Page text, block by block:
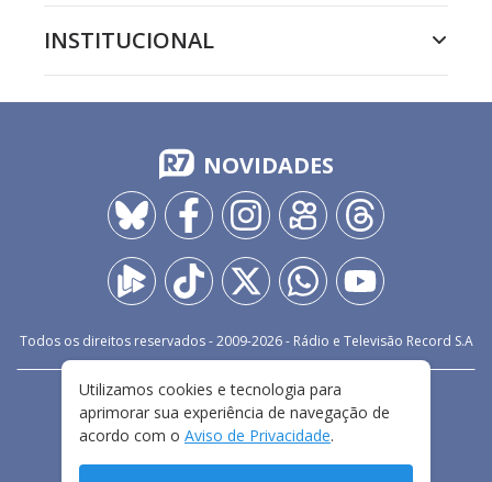
INSTITUCIONAL
NOVIDADES
Todos os direitos reservados - 2009-2026- Rádio e Televisão Record S.A
FALE CONOSCO
PRIVACIDADE
TERMOS E CONDIÇÕES DE USO
Utilizamos cookies e tecnologia para
aprimorar sua experiência de navegação de
acordo com o Aviso de Privacidade.